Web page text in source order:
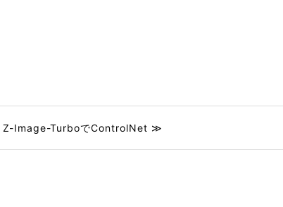
Z-Image-TurboでControlNet ≫